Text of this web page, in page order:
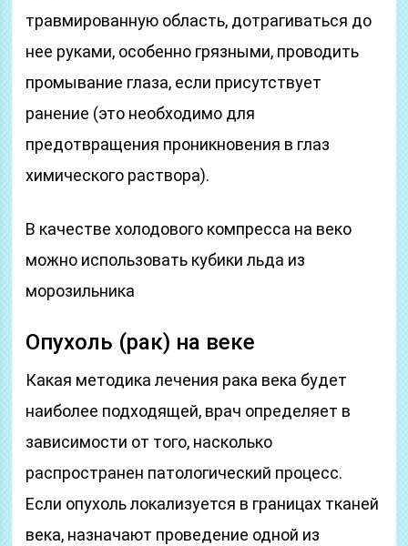
травмированную область, дотрагиваться до
нее руками, особенно грязными, проводить
промывание глаза, если присутствует
ранение (это необходимо для
предотвращения проникновения в глаз
химического раствора).
В качестве холодового компресса на веко
можно использовать кубики льда из
морозильника
Опухоль (рак) на веке
Какая методика лечения рака века будет
наиболее подходящей, врач определяет в
зависимости от того, насколько
распространен патологический процесс.
Если опухоль локализуется в границах тканей
века, назначают проведение одной из